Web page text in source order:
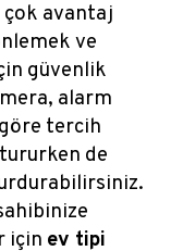
çok avantaj
ve
güvenlik
alarm
tercih
de
için ev tipi